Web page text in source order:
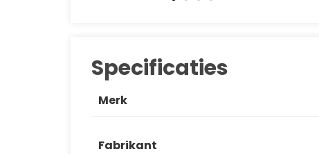
Specificaties
Merk
Fabrikant